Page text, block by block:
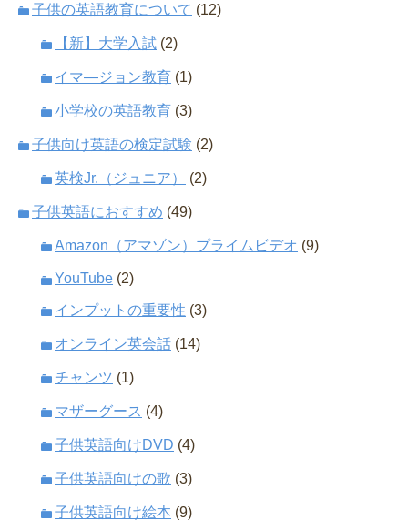
子供の英語教育について (12)
【新】大学入試 (2)
イマ―ジョン教育 (1)
小学校の英語教育 (3)
子供向け英語の検定試験 (2)
英検Jr.（ジュニア） (2)
子供英語におすすめ (49)
Amazon（アマゾン）プライムビデオ (9)
YouTube (2)
インプットの重要性 (3)
オンライン英会話 (14)
チャンツ (1)
マザーグース (4)
子供英語向けDVD (4)
子供英語向けの歌 (3)
子供英語向け絵本 (9)